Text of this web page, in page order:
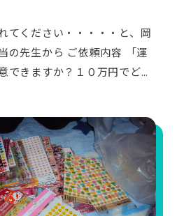
てください・・・・・と、岡
の先生から ご依頼内容 「運
できますか？１０万円でど…